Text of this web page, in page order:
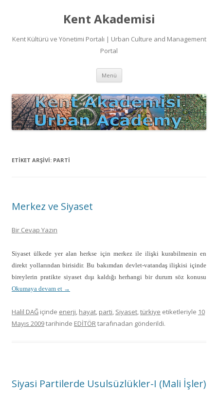
Kent Akademisi
Kent Kültürü ve Yönetimi Portalı | Urban Culture and Management
Portal
Menü İçeriğe
ETIKET ARŞIVI: PARTI
Merkez ve Siyaset
Bir Cevap Yazın
Siyaset ülkede yer alan herkse için merkez ile ilişki kurabilmenin en
direkt yollarından birisidir. Bu bakımdan devlet-vatandaş ilişkisi içinde
bireylerin pratikte siyaset dışı kaldığı herhangi bir durum söz konusu
Okumaya devam et →
Halil DAĞ içinde enerji, hayat, parti, Siyaset,türkiye etiketleriyle 10
Mayıs 2009tarihinde EDİTÖRtarafınadan gönderildi.
Siyasi Partilerde Usulsüzlükler-I (Mali İşler)